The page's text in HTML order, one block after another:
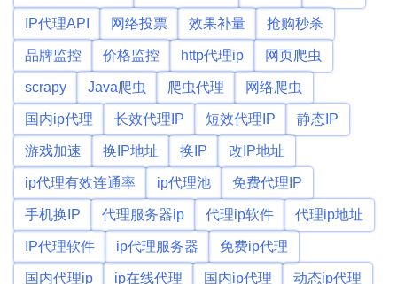
IP代理API 网络投票 效果补量 抢购秒杀
品牌监控 价格监控 http代理ip 网页爬虫
scrapy Java爬虫 爬虫代理 网络爬虫
国内ip代理 长效代理IP 短效代理IP 静态IP
游戏加速 换IP地址 换IP 改IP地址
ip代理有效连通率 ip代理池 免费代理IP
手机换IP 代理服务器ip 代理ip软件 代理ip地址
IP代理软件 ip代理服务器 免费ip代理
国内代理ip ip在线代理 国内ip代理 动态ip代理